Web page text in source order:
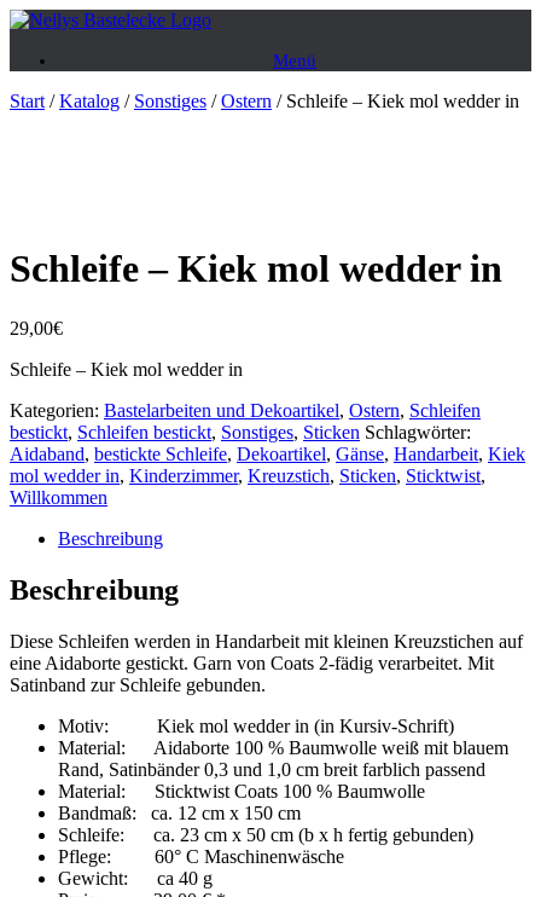
Zum
springen
Menü
Start /Katalog / Sonstiges /Ostern / Schleife – Kiek mol wedder in
Schleife – Kiek mol wedder in
29,00€
Schleife – Kiek mol wedder in
Kategorien: Bastelarbeiten und Dekoartikel, Ostern, Schleifen
bestickt, Schleifen bestickt, Sonstiges, Sticken Schlagwörter:
Aidaband, bestickte Schleife, Dekoartikel, Gänse, Handarbeit, Kiek
mol wedder in, Kinderzimmer, Kreuzstich, Sticken, Sticktwist,
Willkommen
Beschreibung
Beschreibung
Diese Schleifen werden in Handarbeit mit kleinen Kreuzstichen auf
eine Aidaborte gestickt. Garn von Coats 2-fädig verarbeitet. Mit
Satinband zur Schleife gebunden.
Motiv: Kiek mol wedder in (in Kursiv-Schrift)
Material: Aidaborte 100 % Baumwolle weiß mit blauem
Rand, Satinbänder 0,3 und 1,0 cm breit farblich passend
Material: Sticktwist Coats 100 % Baumwolle
Bandmaß: ca. 12 cm x 150 cm
Schleife: ca. 23 cm x 50 cm (b x h fertig gebunden)
Pflege: 60° C Maschinenwäsche
Gewicht: ca 40 g